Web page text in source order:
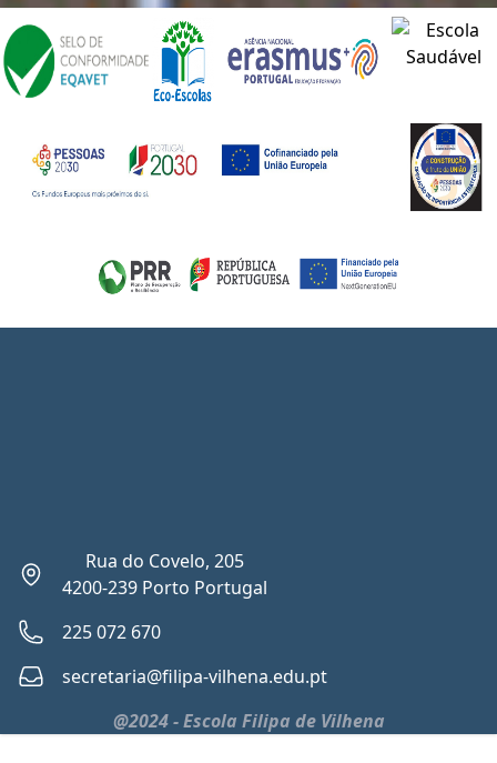
Rua do Covelo, 205
4200-239 Porto Portugal
225 072 670
secretaria@filipa-vilhena.edu.pt
@2024 - Escola Filipa de Vilhena